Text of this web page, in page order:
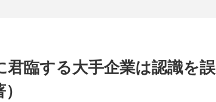
臨する大手企業は認識を誤